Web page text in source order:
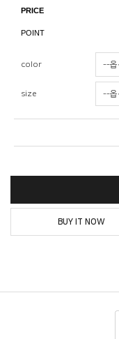
PRICE
POINT
color
size
BUY IT NOW